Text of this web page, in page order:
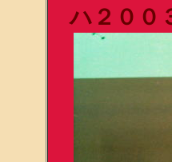
ハ２００